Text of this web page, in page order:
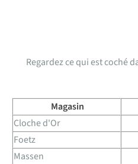
Regardez ce qui est coché
Magasin
Cloche d'Or
Foetz
Massen